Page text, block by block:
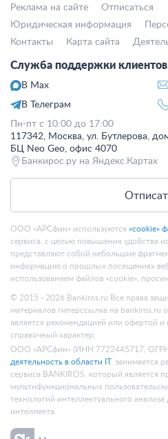
Реклама на сайте
Отписаться
Юридическая информация
Контакты
Карта сайта
Служба поддержки
В Max
В Телеграм
Пн-пт с 10:00 до 17:00
117342, Москва, ул. Бутлерова,
БЦ Neo Geo, офис 4070
Банкирос.ру на Яндекс.Картах
ООО «АРСфин» используются «cookie»
сервиса, с целью повышения удобства
представляют собой небольшие
информацию о прошлых посещениях
использованием файлов «cookie»,
© 2015 - 2026 Bankiros.ru Все права
материалов гиперссылка на bankiros.ru
является рекомендацией или офертой
справочный характер.
ООО «АРСфин» (ИНН 7722445717, ОГРН
деятельность в области IT, занимается
сервиса BANKIROS, который является
мультифункциональных
технологий интеллектуального
интеллекта.